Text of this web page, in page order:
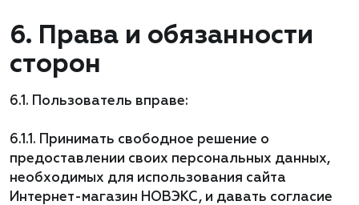
6. Права и обязанности
сторон
6.1. Пользователь вправе:
6.1.1. Принимать свободное решение о
предоставлении своих персональных данных,
необходимых для использования сайта
Интернет-магазин НОВЭКС, и давать согласие